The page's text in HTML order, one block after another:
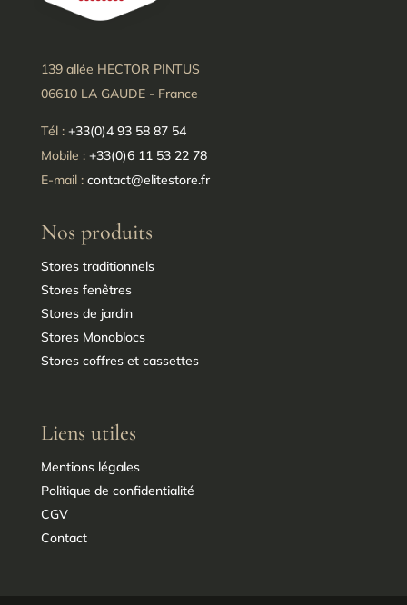
139 allée HECTOR PINTUS
06610 LA GAUDE - France
Tél : +33(0)4 93 58 87 54
Mobile :+33(0)6 11 53 22 78
E-mail :contact@elitestore.fr
Nos produits
Stores traditionnels
Stores fenêtres
Stores de jardin
Stores Monoblocs
Stores coffres et cassettes
Liens utiles
Mentions légales
Politique de confidentialité
CGV
Contact